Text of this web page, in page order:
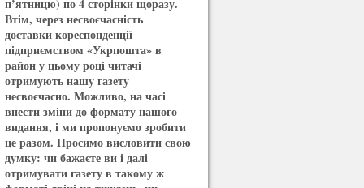
п’ятницю) по 4 сторінки щоразу.
Втім, через несвоєчасність
доставки кореспонденції
підприємством «Укрпошта» в
район у цьому році читачі
отримують нашу газету
несвоєчасно. Можливо, на часі
внести зміни до формату нашого
видання, і ми пропонуємо зробити
це разом. Просимо висловити свою
думку: чи бажаєте ви і далі
отримувати газету в такому ж